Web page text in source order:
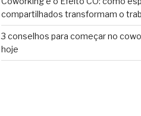
compartilhados transformam o
3 conselhos para começar no
hoje